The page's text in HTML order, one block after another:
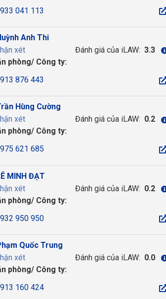
041 113
Anh Thi
xét
Đánh giá của iLAW: 3.3
phòng/ Công ty:
876 443
Hùng Cường
xét
Đánh giá của iLAW: 0.2
phòng/ Công ty:
621 685
MINH ĐẠT
xét
Đánh giá của iLAW: 0.2
phòng/ Công ty:
950 950
Quốc Trung
xét
Đánh giá của iLAW: 0.0
phòng/ Công ty:
160 424